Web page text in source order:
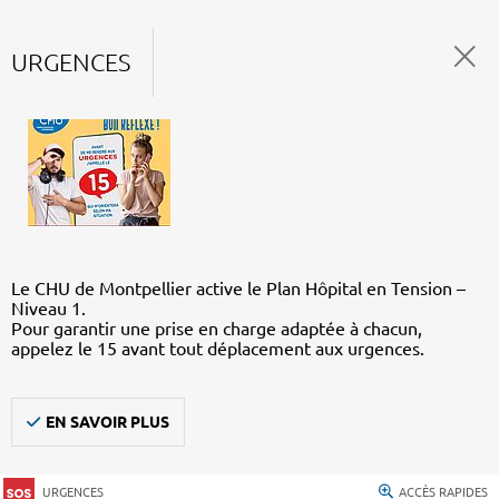
URGENCES
Le CHU de Montpellier active le Plan Hôpital en Tension –
Niveau 1.
Pour garantir une prise en charge adaptée à chacun,
appelez le 15 avant tout déplacement aux urgences.
EN SAVOIR PLUS
URGENCES ACCÈS RAPIDES